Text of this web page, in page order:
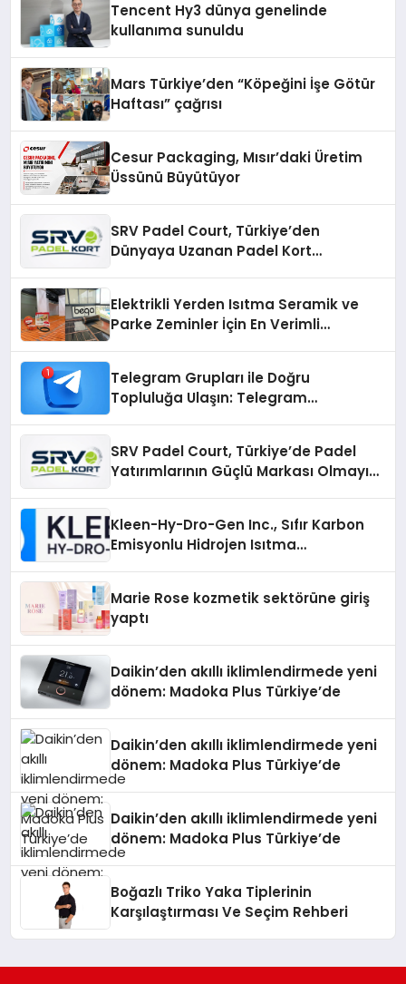
Tencent Hy3 dünya genelinde
kullanıma sunuldu
Mars Türkiye’den “Köpeğini İşe Götür
Haftası” çağrısı
Cesur Packaging, Mısır’daki Üretim
Üssünü Büyütüyor
SRV Padel Court, Türkiye’den
Dünyaya Uzanan Padel Kort
Elektrikli Yerden Isıtma Seramik ve
Parke Zeminler İçin En Verimli
Telegram Grupları ile Doğru
Topluluğa Ulaşın: Telegram
SRV Padel Court, Türkiye’de Padel
Yatırımlarının Güçlü Markası Olmayı
Kleen-Hy-Dro-Gen Inc., Sıfır Karbon
Emisyonlu Hidrojen Isıtma
Marie Rose kozmetik sektörüne giriş
yaptı
Daikin’den akıllı iklimlendirmede yeni
dönem: Madoka Plus Türkiye’de
Daikin’den akıllı iklimlendirmede yeni
dönem: Madoka Plus Türkiye’de
Daikin’den akıllı iklimlendirmede yeni
dönem: Madoka Plus Türkiye’de
Boğazlı Triko Yaka Tiplerinin
Karşılaştırması Ve Seçim Rehberi